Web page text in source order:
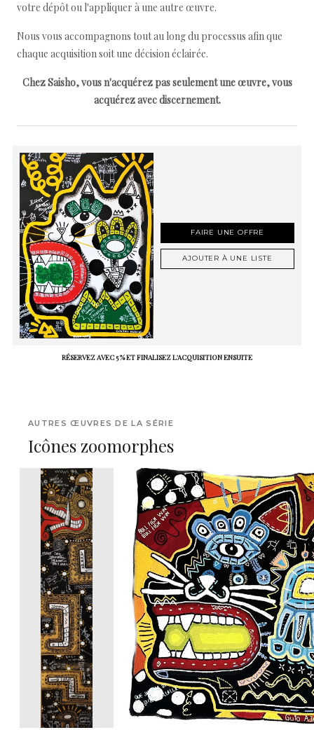
votre dépôt ou l'appliquer à une autre œuvre.
Nous vous accompagnons tout au long du processus afin que
chaque acquisition soit une décision éclairée.
Chez Saisho, vous n'acquérez pas seulement une œuvre, vous
acquérez avec discernement.
FAIRE UNE OFFRE
AJOUTER À UNE LISTE
RÉSERVEZ AVEC 5 % ET FINALISEZ L'ACQUISITION ENSUITE
AUTRES ŒUVRES DE LA SÉRIE
Icônes zoomorphes